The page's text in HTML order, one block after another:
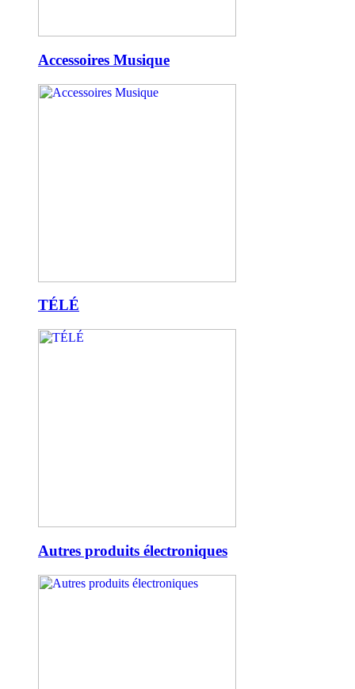
Accessoires Musique
TÉLÉ
Autres produits électroniques